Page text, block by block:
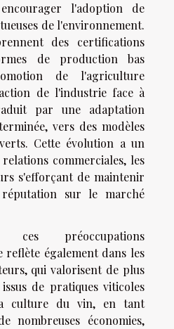
l'adoption de
de l'environnement.
des certifications
de production bas
de l'agriculture
de l'industrie face à
par une adaptation
vers des modèles
Cette évolution a un
commerciales, les
s'efforçant de maintenir
sur le marché
ces préoccupations
reflète également dans les
qui valorisent de plus
de pratiques viticoles
culture du vin, en tant
nombreuses économies,